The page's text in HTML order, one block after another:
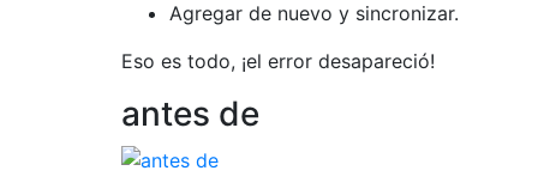
Agregar de nuevo y sincronizar.
Eso es todo, ¡el error desapareció!
antes de